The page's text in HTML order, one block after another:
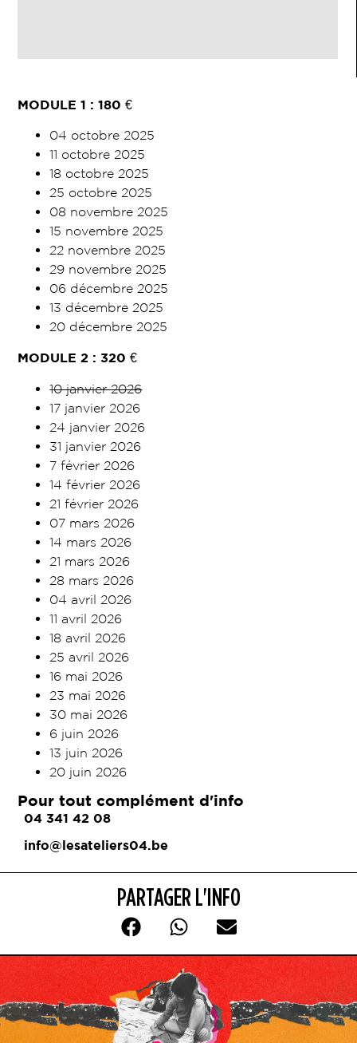
MODULE 1 :180 €
04 octobre 2025
11 octobre 2025
18 octobre 2025
25 octobre 2025
08 novembre 2025
15 novembre 2025
22 novembre 2025
29 novembre 2025
06 décembre 2025
13 décembre 2025
20 décembre 2025
MODULE 2 :320 €
10 janvier 2026
17 janvier 2026
24 janvier 2026
31 janvier 2026
7 février 2026
14 février 2026
21 février 2026
07 mars 2026
14 mars 2026
21 mars 2026
28 mars 2026
04 avril 2026
11 avril 2026
18 avril 2026
25 avril 2026
16 mai 2026
23 mai 2026
30 mai 2026
6 juin 2026
13 juin 2026
20 juin 2026
Pour tout complément d'info
04 341 42 08
info@lesateliers04.be
PARTAGER L'INFO